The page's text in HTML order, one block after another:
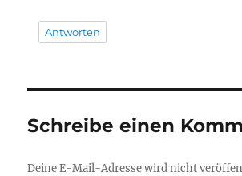
Antworten
Schreibe einen
Deine E-Mail-Adresse wird nicht